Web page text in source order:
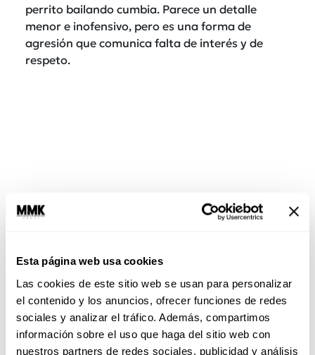
Esta página web usa cookies
Las cookies de este sitio web se usan para personalizar
el contenido y los anuncios, ofrecer funciones de redes
sociales y analizar el tráfico. Además, compartimos
información sobre el uso que haga del sitio web con
nuestros partners de redes sociales, publicidad y análisis
perrito bailando cumbia. Parece un detalle
menor e inofensivo, pero es una forma de
agresión que comunica falta de interés y de
respeto.
6. Pendejeas a todos
¿Te sientes tan eficaz que todos los que no van a
tu ritmo son pendejos? Las frases por las que te
identifican tus hijos, tu pareja y el mundo son
algo como: “es obvio”, “¿eres lento?”, “es por
sentido común”. Pretendes hacer que el otro